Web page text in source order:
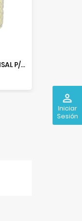
perm_identity
Iniciar
Sesión
TTSH ESPONJA CUBIERTA SISAL P/BAÑO